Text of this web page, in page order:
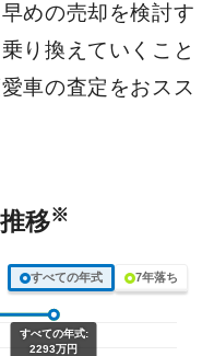
めの売却を検討す
り換えていくこと
車の査定をおスス
移※
すべての年式 7年落ち
すべての年式:
2293万円